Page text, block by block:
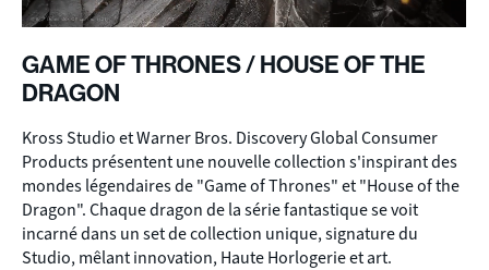
GAME OF THRONES / HOUSE OF THE
DRAGON
Kross Studio et Warner Bros. Discovery Global Consumer
Products présentent une nouvelle collection s'inspirant des
mondes légendaires de "Game of Thrones" et "House of the
Dragon". Chaque dragon de la série fantastique se voit
incarné dans un set de collection unique, signature du
Studio, mêlant innovation, Haute Horlogerie et art.